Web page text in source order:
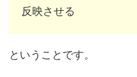
反映させる
ということです。